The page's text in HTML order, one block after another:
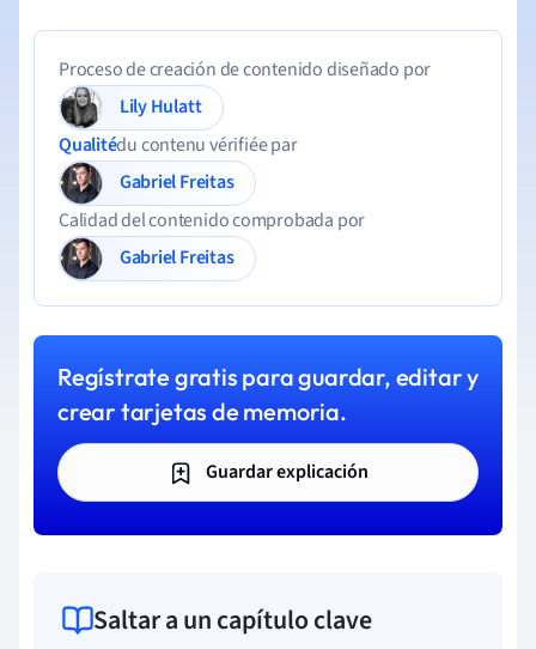
Proceso de creación de contenido diseñado por
Lily Hulatt
Qualitédu contenu vérifiée par
Gabriel Freitas
Calidad del contenido comprobada por
Gabriel Freitas
Regístrate gratis para guardar, editar y
crear tarjetas de memoria.
Guardar explicación
Saltar a un capítulo clave